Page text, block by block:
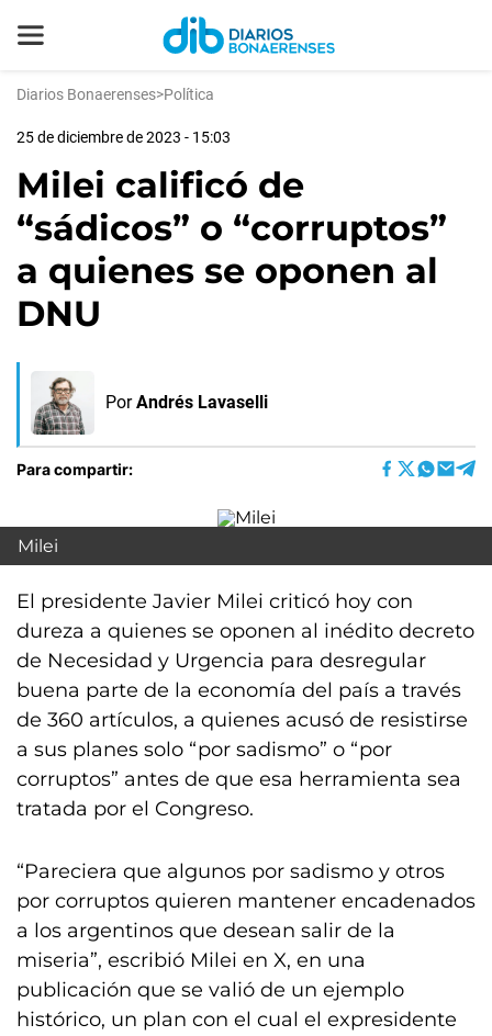
Diarios Bonaerenses>Política
25 de diciembre de 2023 - 15:03
Milei calificó de
“sádicos” o “corruptos”
a quienes se oponen al
DNU
Por Andrés Lavaselli
Para compartir:
Milei
El presidente Javier Milei criticó hoy con
dureza a quienes se oponen al inédito decreto
de Necesidad y Urgencia para desregular
buena parte de la economía del país a través
de 360 artículos, a quienes acusó de resistirse
a sus planes solo “por sadismo” o “por
corruptos” antes de que esa herramienta sea
tratada por el Congreso.
“Pareciera que algunos por sadismo y otros
por corruptos quieren mantener encadenados
a los argentinos que desean salir de la
miseria”, escribió Milei en X, en una
publicación que se valió de un ejemplo
histórico, un plan con el cual el expresidente